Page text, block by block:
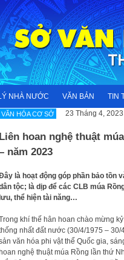
NHÀ NƯỚC VĂN BẢN TIN
VĂN HÓA CƠ SỞ 23 Tháng 4, 2023
Liên hoan nghệ thuật
năm 2023
là hoạt động góp phần bảo tồn
tộc; là dịp để các CLB múa
thể hiện tài năng…
khí thế hân hoan chào mừng
nhất đất nước (30/4/1975 –
văn hóa phi vật thể Quốc gia,
nghệ thuật múa Rồng lần thứ